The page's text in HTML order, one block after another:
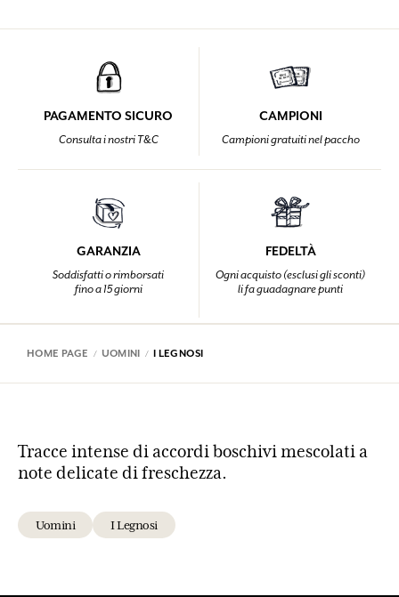
PAGAMENTO SICURO
Consulta i nostri T&C
CAMPIONI
Campioni gratuiti nel paccho
GARANZIA
Soddisfatti o rimborsati
fino a 15 giorni
FEDELTÀ
Ogni acquisto (esclusi gli sconti)
li fa guadagnare punti
HOME PAGE UOMINI I LEGNOSI
Tracce intense di accordi boschivi mescolati a
note delicate di freschezza.
Uomini I Legnosi